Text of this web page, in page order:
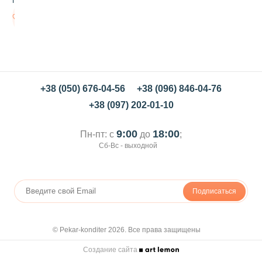
й
с
р
+38 (050) 676-04-56
+38 (096) 846-04-76
+38 (097) 202-01-10
Пн-пт: с 9:00 до 18:00;
Сб-Вс - выходной
Подписаться
© Pekar-konditer 2026. Все права защищены
Создание сайта